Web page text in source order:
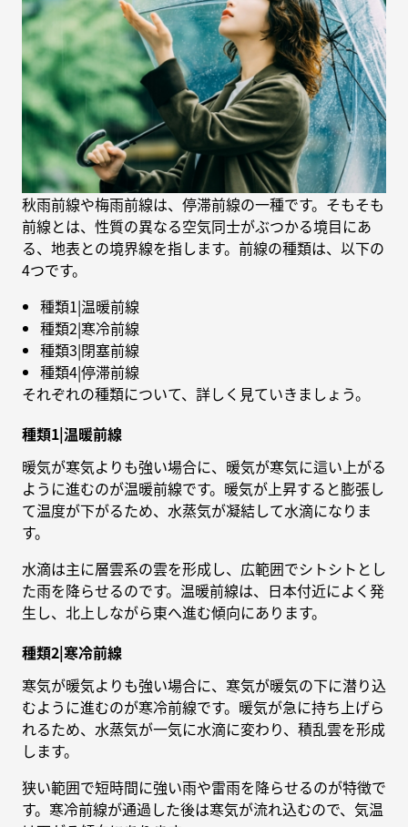
秋雨前線や梅雨前線は、停滞前線の一種です。そもそも
前線とは、性質の異なる空気同士がぶつかる境目にあ
る、地表との境界線を指します。前線の種類は、以下の
4つです。
種類1|温暖前線
種類2|寒冷前線
種類3|閉塞前線
種類4|停滞前線
それぞれの種類について、詳しく見ていきましょう。
種類1|温暖前線
暖気が寒気よりも強い場合に、暖気が寒気に這い上がる
ように進むのが温暖前線です。暖気が上昇すると膨張し
て温度が下がるため、水蒸気が凝結して水滴になりま
す。
水滴は主に層雲系の雲を形成し、広範囲でシトシトとし
た雨を降らせるのです。温暖前線は、日本付近によく発
生し、北上しながら東へ進む傾向にあります。
種類2|寒冷前線
寒気が暖気よりも強い場合に、寒気が暖気の下に潜り込
むように進むのが寒冷前線です。暖気が急に持ち上げら
れるため、水蒸気が一気に水滴に変わり、積乱雲を形成
します。
狭い範囲で短時間に強い雨や雷雨を降らせるのが特徴で
す。寒冷前線が通過した後は寒気が流れ込むので、気温